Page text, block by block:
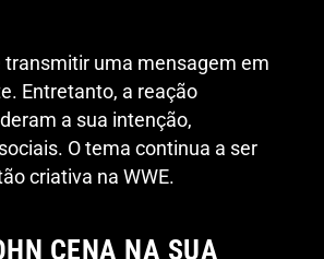
uma mensagem em
Entretanto, a reação
a sua intenção,
O tema continua a ser
criativa na WWE.
CENA NA SUA